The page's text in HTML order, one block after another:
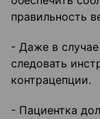
правильность
- Даже в
следовать
контрацепции.
- Пациентка